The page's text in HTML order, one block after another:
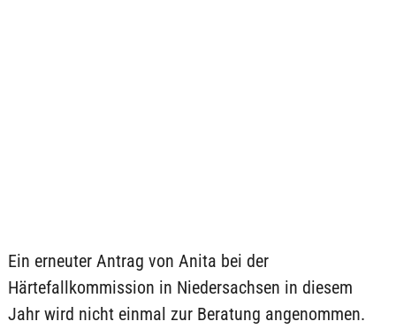
Ein erneuter Antrag von Anita bei der
Härtefallkommission in Niedersachsen in diesem
Jahr wird nicht einmal zur Beratung angenommen.